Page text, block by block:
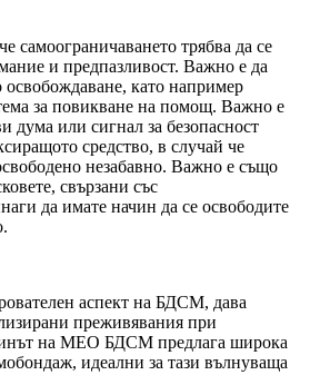
самоограничаването трябва да се
и предпазливост. Важно е да
освобождаване, като например
за повикване на помощ. Важно е
дума или сигнал за безопасност
средство, в случай че
незабавно. Важно е също
свързани със
да имате начин да се освободите
аспект на БДСМ, дава
преживявания при
на MEO БДСМ предлага широка
идеални за тази вълнуваща